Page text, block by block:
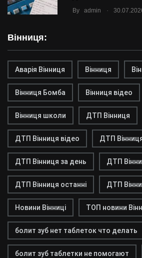
By admin .
Вінниця:
Аварія Вінниця Вінниця
Вінниця Бомба Вінниця відео
Вінниця школи ДТП Вінниця
ДТП Вінниця відео ДТП
ДТП Вінниця за день ДТП
ДТП Вінниця останні ДТП
Новини Вінниці ТОП новини
болит зуб нет таблеток что делать
болит зуб таблетки не помогают